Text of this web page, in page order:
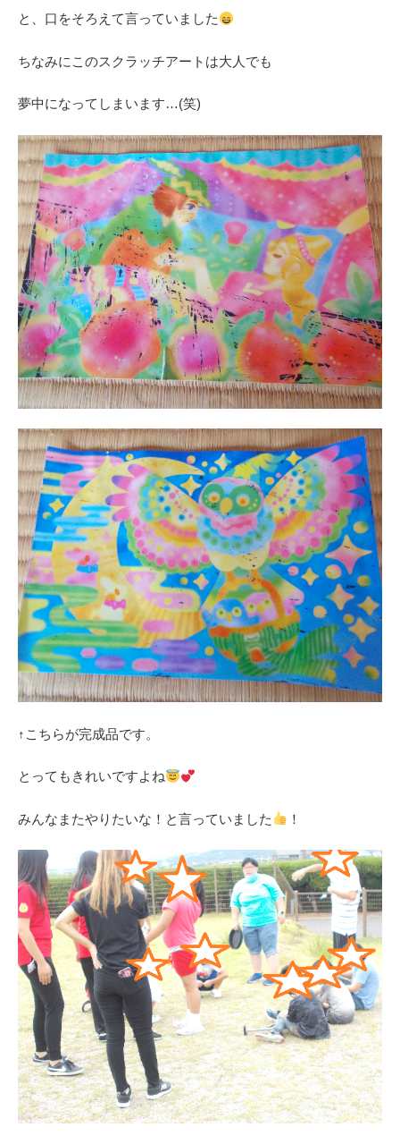
と、口をそろえて言っていました
ちなみにこのスクラッチアートは大人でも
夢中になってしまいます…(笑)
↑こちらが完成品です。
とってもきれいですよね
みんなまたやりたいな！と言っていました ！